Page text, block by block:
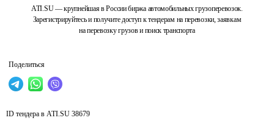
ATI.SU — крупнейшая в России биржа автомобильных грузоперевозок.
Зарегистрируйтесь и получите доступ к тендерам на перевозки, заявкам
на перевозку грузов и поиск транспорта
Поделиться
ID тендера в ATI.SU 38679